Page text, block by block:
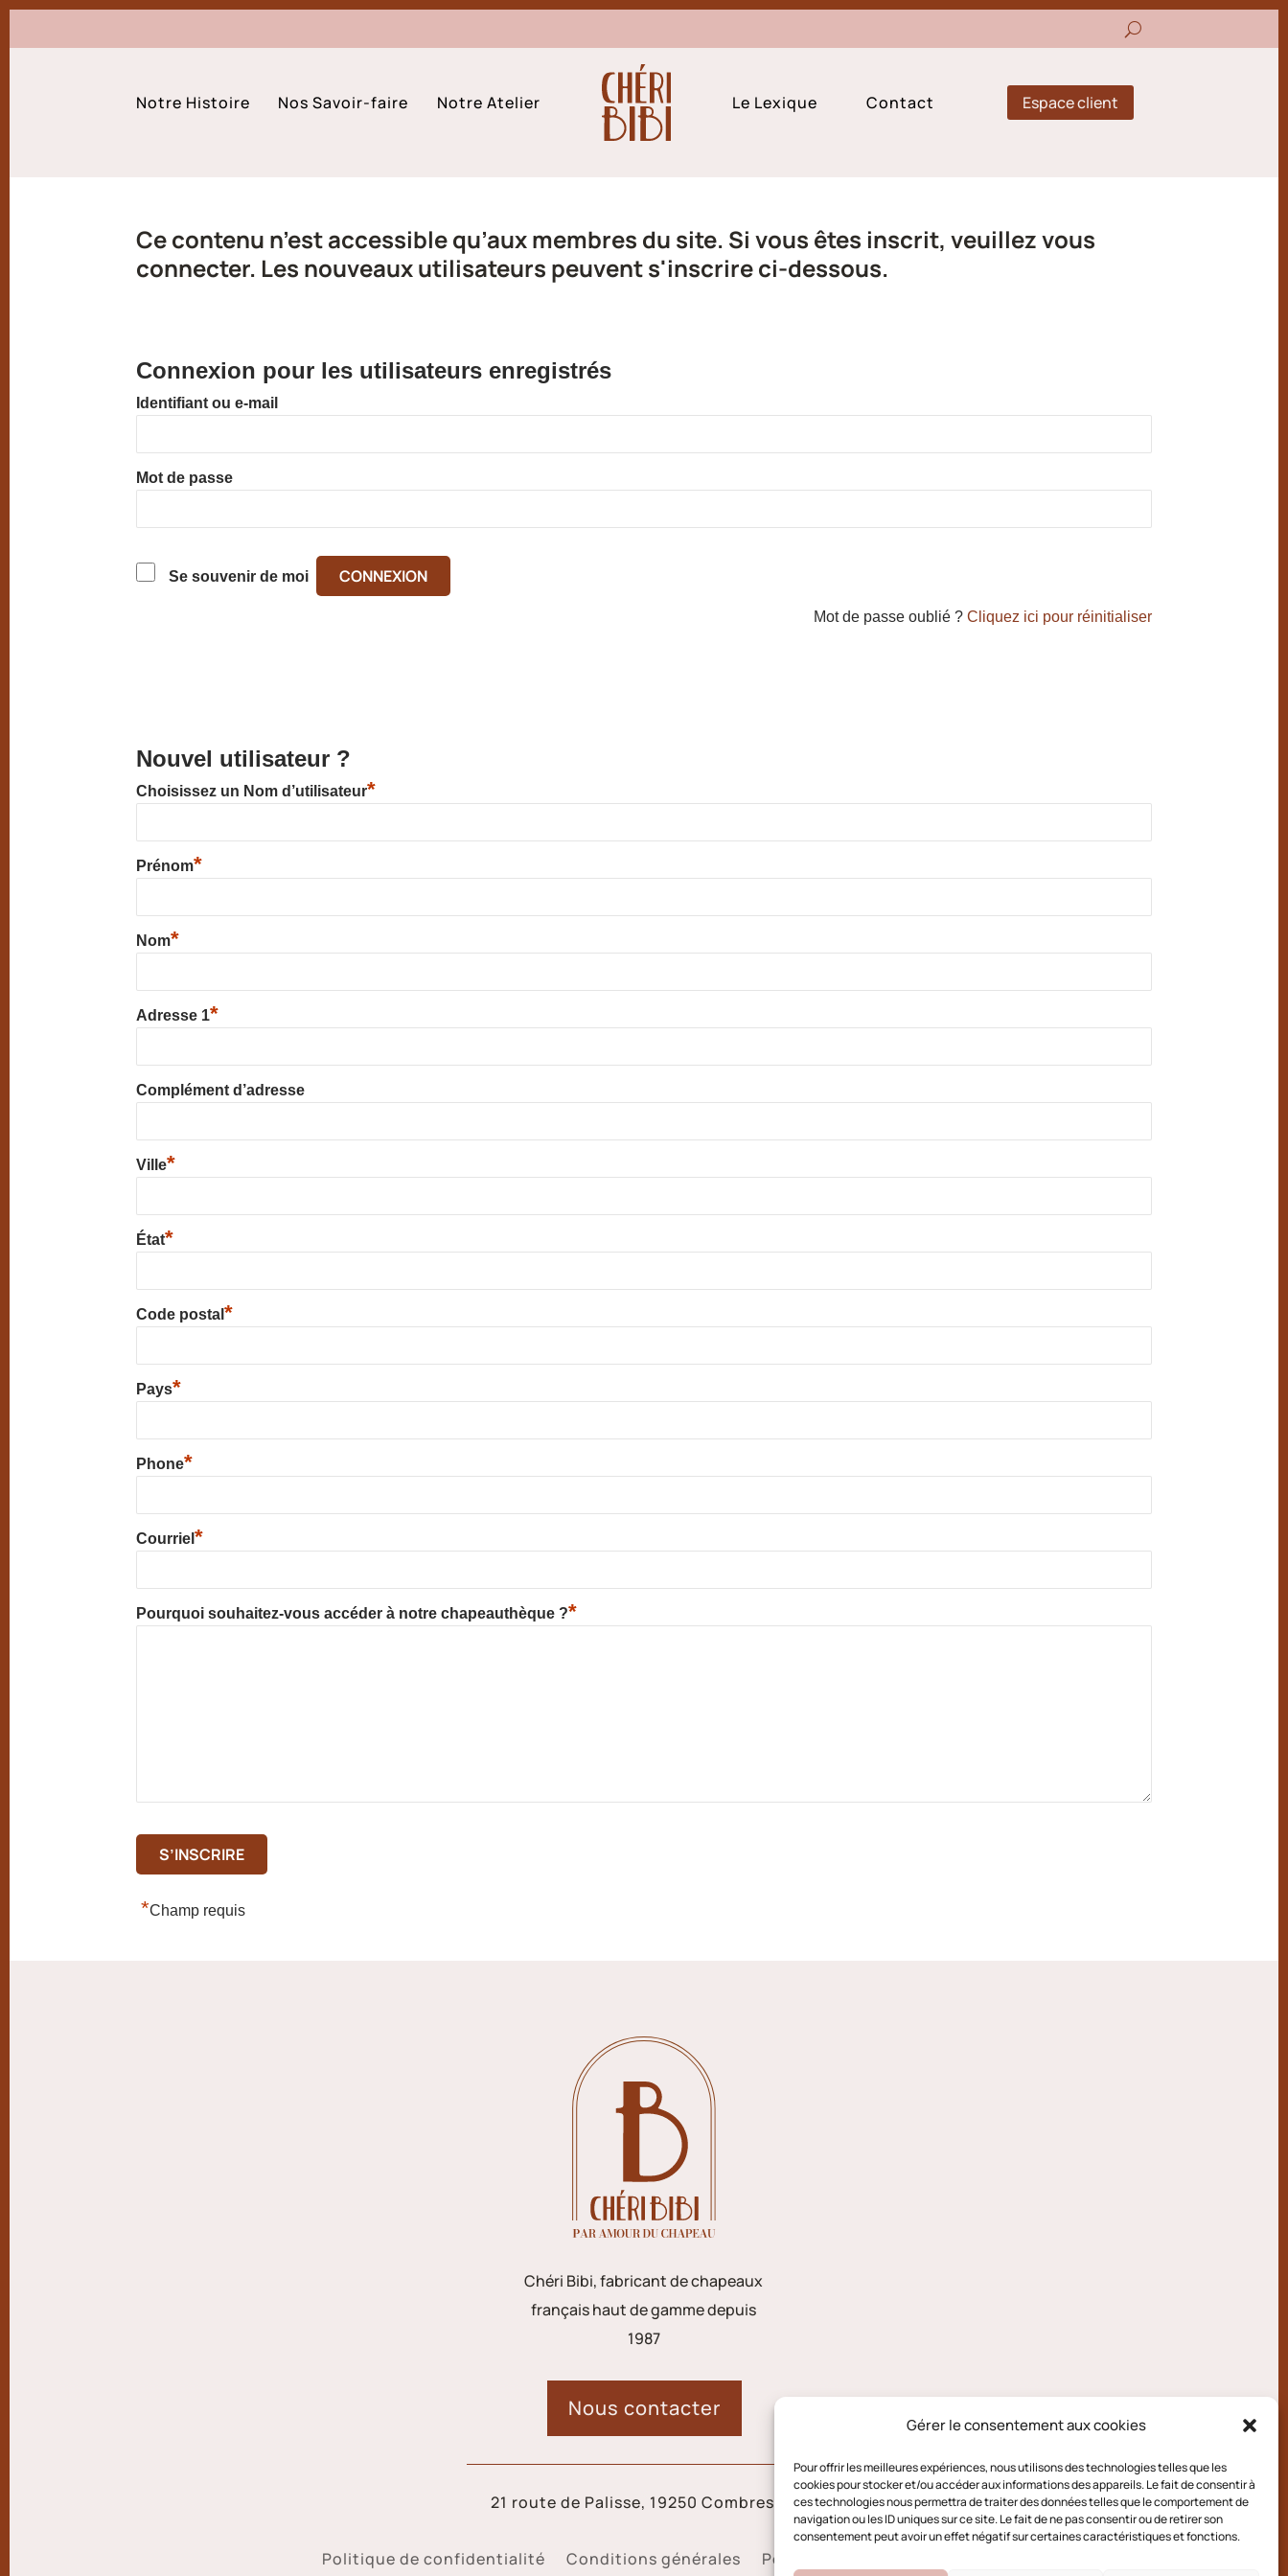
Gérer le consentement aux cookies
Pour offrir les meilleures expériences, nous utilisons des technologies telles que les
cookies pour stocker et/ou accéder aux informations des appareils. Le fait de consentir à
ces technologies nous permettra de traiter des données telles que le comportement de
navigation ou les ID uniques sur ce site. Le fait de ne pas consentir ou de retirer son
consentement peut avoir un effet négatif sur certaines caractéristiques et fonctions.
Notre Histoire Nos Savoir-faire Notre Atelier Le Lexique Contact Espace client
Ce contenu n’est accessible qu’aux membres du site. Si vous êtes inscrit, veuillez vous
connecter. Les nouveaux utilisateurs peuvent s'inscrire ci-dessous.
Connexion pour les utilisateurs enregistrés
Identifiant ou e-mail
Mot de passe
Se souvenir de moi
Mot de passe oublié ? Cliquez ici pour réinitialiser
Nouvel utilisateur ?
Choisissez un Nom d’utilisateur*
Prénom*
Nom*
Adresse 1*
Complément d’adresse
Ville*
État*
Code postal*
Pays*
Phone*
Courriel*
Pourquoi souhaitez-vous accéder à notre chapeauthèque ?*
*Champ requis
Chéri Bibi, fabricant de chapeaux
français haut de gamme depuis
1987
Nous contacter
21 route de Palisse, 19250 Combressol
Politique de confidentialité Conditions générales Politique de cookies (UE)